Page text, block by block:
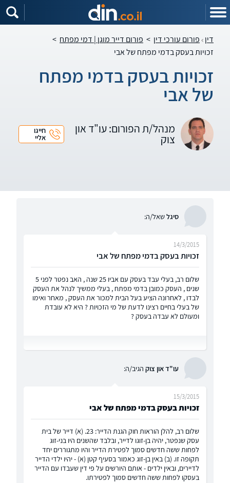
דין פורום עורכי דין > פורום דייר מוגן | דמי מפתח >
זכויות בעסק בדמי מפתח של אבי
זכויות בעסק בדמי מפתח
של אבי
מנהל/ת הפורום: עו"ד און
צוק
חייגו
אליי
סיגלשאל/ה:
זכויות בעסק בדמי מפתח של אבי
14/3/2015
שלום רב, בעלי עבד בעסק עם אביו 25 שנה , האב נפטר לפני 5
שנים , העסק כמובן בדמי מפתח , בעלי ממשיך לנהל את העסק
לבדו , לאחרונה הציע בעל הבית למכור את העסק , מאחר ואימו
של בעלי בחיים רצינו לדעת של מי הזכויות ? היא לא עובדת
ומעולם לא עבדה בעסק ?
עו"ד און צוק הגיב/ה:
זכויות בעסק בדמי מפתח של אבי
15/3/2015
שלום רב, להלן הוראות חוק הגנת הדייר: 23. (א) דייר של בית
עסק שנפטר, יהיה בן-זוגו לדייר, ובלבד שהשנים היו בני-זוג
לפחות ששה חדשים סמוך לפטירת הדייר והיו מתגוררים יחד
תקופה זו. (ב) באין בן-זוג כאמור בסעיף קטן (א) - יהיו ילדי הדייר
לדיירים, ובאין ילדים - אותם היורשים על פי דין שעבדו עם הדייר
בעסקו לפחות ששה חדשים סמוך לפטירתו.